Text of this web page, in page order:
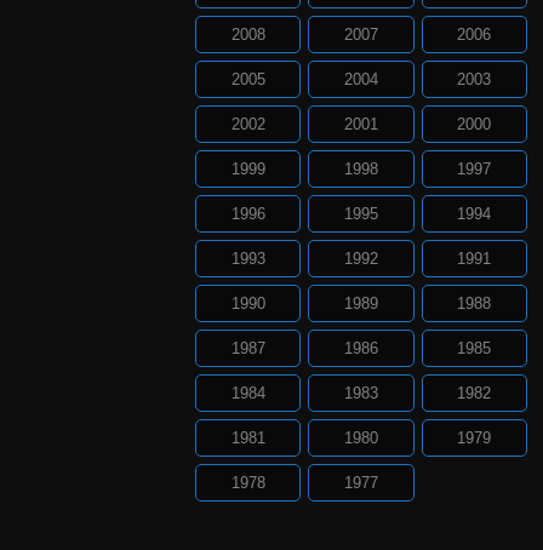
2008 2007 2006
2005 2004 2003
2002 2001 2000
1999 1998 1997
1996 1995 1994
1993 1992 1991
1990 1989 1988
1987 1986 1985
1984 1983 1982
1981 1980 1979
1978 1977